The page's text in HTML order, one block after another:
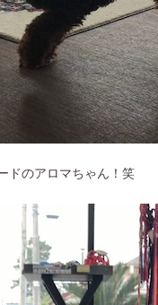
ドのアロマちゃん！笑